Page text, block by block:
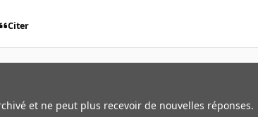
Citer
et ne peut plus recevoir de nouvelles réponses.